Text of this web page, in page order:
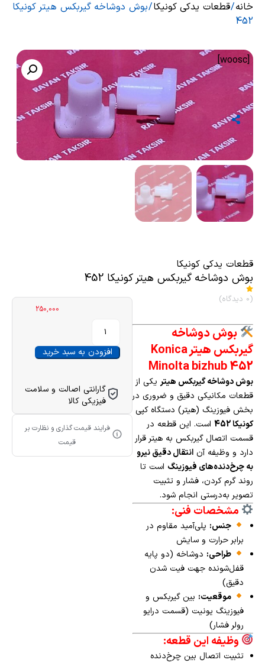
خانه/قطعات یدکی کونیکا/ بوش دوشاخه گیربکس هیتر کونیکا
452
[woosc]
قطعات یدکی کونیکا
بوش دوشاخه گیربکس هیتر کونیکا 452
(0 دیدگاه)
بوش دوشاخه
گیربکس هیتر Konica
Minolta bizhub 452
بوش دوشاخه گیربکس هیتر یکی از
قطعات مکانیکی دقیق و ضروری در
بخش فیوزینگ (هیتر) دستگاه کپی
کونیکا 452
است. این قطعه در
قسمت اتصال گیربکس به هیتر قرار
دارد و وظیفه آن انتقال دقیق نیرو
به چرخ‌دنده‌های فیوزینگ است تا
روند گرم کردن، فشار و تثبیت
تصویر به‌درستی انجام شود.
مشخصات فنی:
جنس: پلی‌آمید مقاوم در
برابر حرارت و سایش
طراحی: دوشاخه (دو پایه
قفل‌شونده جهت فیت شدن
دقیق)
موقعیت: بین گیربکس و
فیوزینگ یونیت (قسمت درایو
رولر فشار)
وظیفه این قطعه:
تثبیت اتصال بین چرخ‌دنده
250,000
افزودن به سبد خرید
گارانتی اصالت و سلامت
فیزیکی کالا
فرایند قیمت گذاری و نظارت بر
قیمت